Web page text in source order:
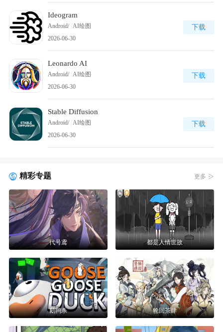
Ideogram
Android/ AI绘图
2026-06-30
下载
Leonardo AI
Android/ AI绘图
2026-06-30
下载
Stable Diffusion
Android/ AI绘图
2026-06-30
下载
精彩专题 更多
代号鸢 都是人情世故
鹅鸭杀 轮回茶肆